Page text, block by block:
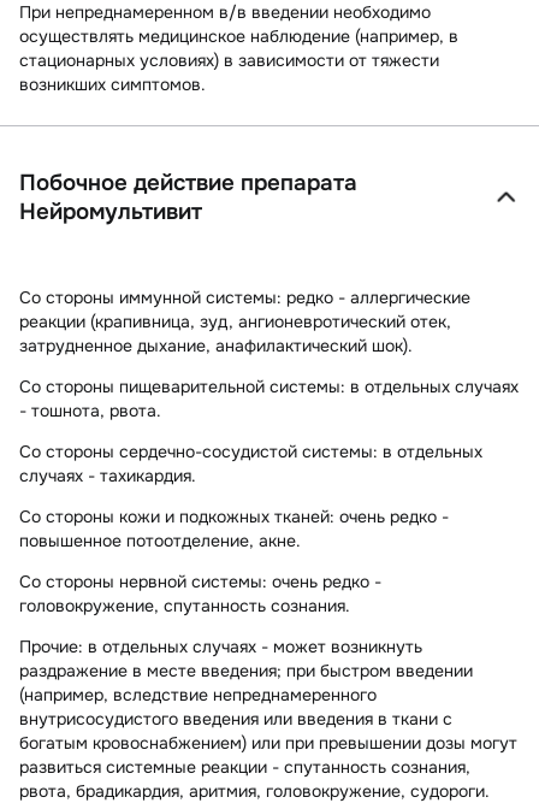
При непреднамеренном в/в введении необходимо
осуществлять медицинское наблюдение (например, в
стационарных условиях) в зависимости от тяжести
возникших симптомов.
Побочное действие препарата
Нейромультивит
Со стороны иммунной системы: редко - аллергические
реакции (крапивница, зуд, ангионевротический отек,
затрудненное дыхание, анафилактический шок).
Со стороны пищеварительной системы: в отдельных случаях
- тошнота, рвота.
Со стороны сердечно-сосудистой системы: в отдельных
случаях - тахикардия.
Со стороны кожи и подкожных тканей: очень редко -
повышенное потоотделение, акне.
Со стороны нервной системы: очень редко -
головокружение, спутанность сознания.
Прочие: в отдельных случаях - может возникнуть
раздражение в месте введения; при быстром введении
(например, вследствие непреднамеренного
внутрисосудистого введения или введения в ткани с
богатым кровоснабжением) или при превышении дозы могут
развиться системные реакции - спутанность сознания,
рвота, брадикардия, аритмия, головокружение, судороги.